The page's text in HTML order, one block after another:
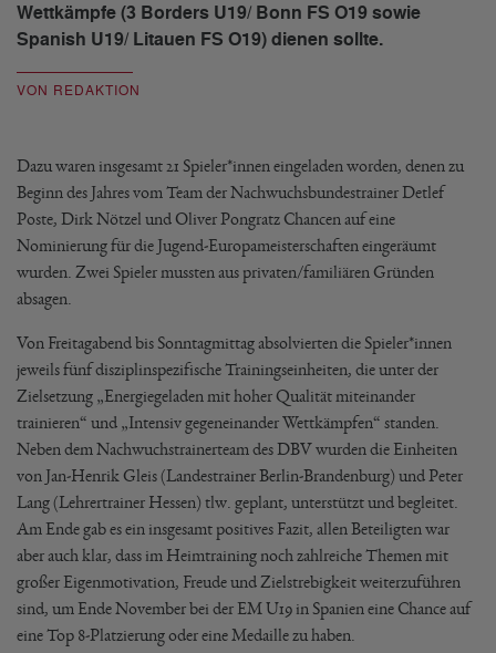
Wettkämpfe (3 Borders U19/ Bonn FS O19 sowie
Spanish U19/ Litauen FS O19) dienen sollte.
VON REDAKTION
Dazu waren insgesamt 21 Spieler*innen eingeladen worden, denen zu
Beginn des Jahres vom Team der Nachwuchsbundestrainer Detlef
Poste, Dirk Nötzel und Oliver Pongratz Chancen auf eine
Nominierung für die Jugend-Europameisterschaften eingeräumt
wurden. Zwei Spieler mussten aus privaten/familiären Gründen
absagen.
Von Freitagabend bis Sonntagmittag absolvierten die Spieler*innen
jeweils fünf disziplinspezifische Trainingseinheiten, die unter der
Zielsetzung „Energiegeladen mit hoher Qualität miteinander
trainieren“ und „Intensiv gegeneinander Wettkämpfen“ standen.
Neben dem Nachwuchstrainerteam des DBV wurden die Einheiten
von Jan-Henrik Gleis (Landestrainer Berlin-Brandenburg) und Peter
Lang (Lehrertrainer Hessen) tlw. geplant, unterstützt und begleitet.
Am Ende gab es ein insgesamt positives Fazit, allen Beteiligten war
aber auch klar, dass im Heimtraining noch zahlreiche Themen mit
großer Eigenmotivation, Freude und Zielstrebigkeit weiterzuführen
sind, um Ende November bei der EM U19 in Spanien eine Chance auf
eine Top 8-Platzierung oder eine Medaille zu haben.